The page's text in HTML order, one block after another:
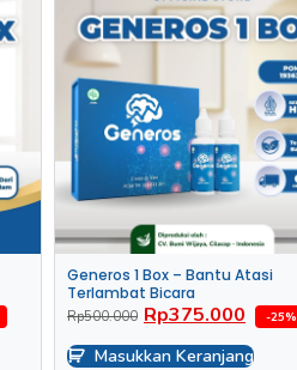
Generos 1 Box – Bantu Atasi
Terlambat Bicara
Rp500.000 Rp375.000 -25%
Masukkan Keranjang